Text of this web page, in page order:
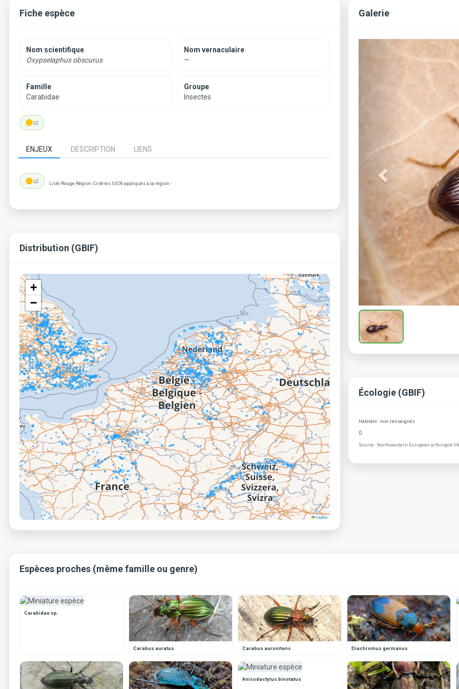
Fiche espèce
Nom scientifique
Oxypselaphus obscurus
Nom vernaculaire
—
Famille
Carabidae
Groupe
Insectes
lensLC
ENJEUX DESCRIPTION LIENS
lensLC Liste Rouge Région: Critères IUCN appliqués à la région -
Galerie
Previous
Distribution (GBIF)
+
−
Leaflet
Écologie (GBIF)
Habitats : non renseignés
0
Source : Northwestern European arthropod
Espèces proches (même famille ou genre)
Carabidae sp.
Carabus auratus Carabus auronitens Diachromus germanus
Anisodactylus binotatus